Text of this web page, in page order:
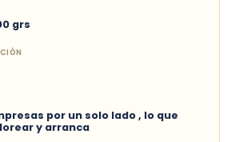
grs
por un solo lado , lo que
y arranca